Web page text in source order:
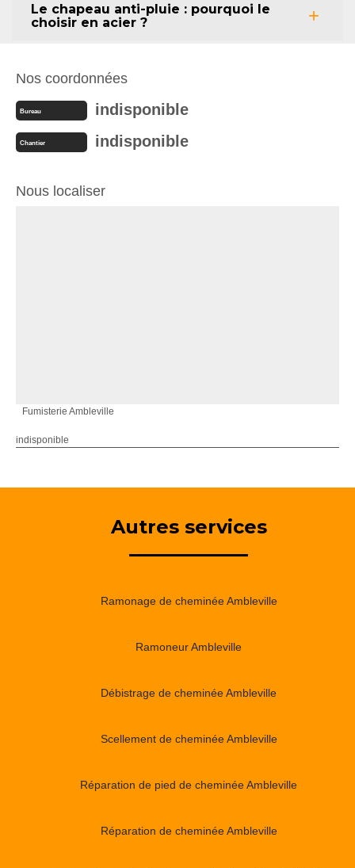
Le chapeau anti-pluie : pourquoi le
choisir en acier ?
Nos coordonnées
Bureau indisponible
Chantier indisponible
Nous localiser
Fumisterie Ambleville
indisponible
Autres services
Ramonage de cheminée Ambleville
Ramoneur Ambleville
Débistrage de cheminée Ambleville
Scellement de cheminée Ambleville
Réparation de pied de cheminée Ambleville
Réparation de cheminée Ambleville